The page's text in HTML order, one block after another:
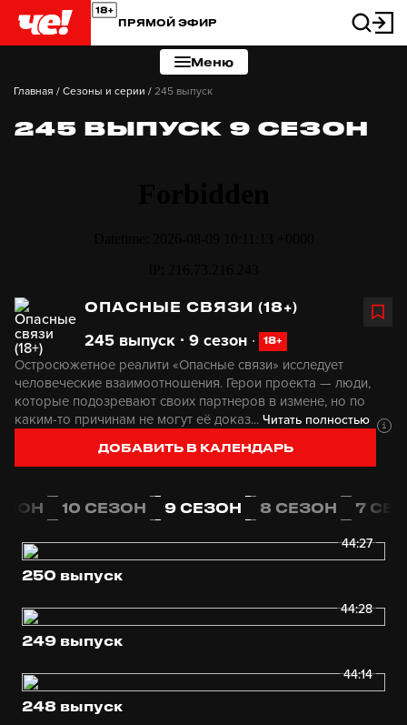
ПРЯМОЙ ЭФИР
Меню
Главная / Сезоны и серии / 245 выпуск
245 ВЫПУСК 9 СЕЗОН
ОПАСНЫЕ СВЯЗИ (18+)
245 выпуск ∙ 9 сезон ∙ 18+
ДОБАВИТЬ В КАЛЕНДАРЬ
Остросюжетное реалити «Опасные связи» исследует
человеческие взаимоотношения. Герои проекта — люди,
которые подозревают своих партнеров в измене, но по
каким-то причинам не могут её доказ... Читать полностью
10 СЕЗОН 9 СЕЗОН 8 СЕЗОН 7
44:27
250 выпуск
44:28
249 выпуск
44:14
248 выпуск